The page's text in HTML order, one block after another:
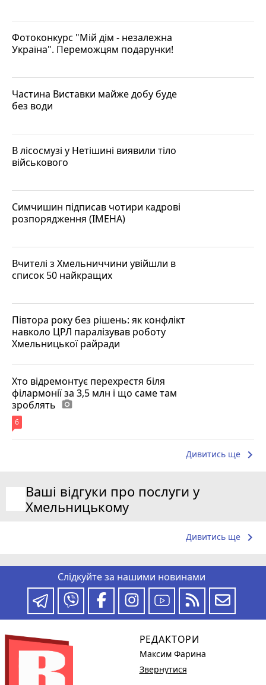
Фотоконкурс "Мій дім - незалежна
Україна". Переможцям подарунки!
Частина Виставки майже добу буде
без води
В лісосмузі у Нетішині виявили тіло
військового
Симчишин підписав чотири кадрові
розпорядження (ІМЕНА)
Вчителі з Хмельниччини увійшли в
список 50 найкращих
Півтора року без рішень: як конфлікт
навколо ЦРЛ паралізував роботу
Хмельницької райради
Хто відремонтує перехрестя біля
філармонії за 3,5 млн і що саме там
зроблять photo_camera
6
Дивитись ще keyboard_arrow_right
Ваші відгуки про послуги у
Хмельницькому
Дивитись ще keyboard_arrow_right
Слідкуйте за нашими новинами
РЕДАКТОРИ
Максим Фарина
Звернутися